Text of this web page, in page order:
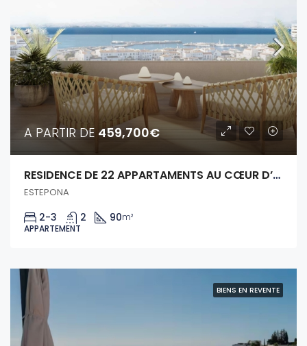
A PARTIR DE 459,700€
RESIDENCE DE 22 APPARTAMENTS AU CŒUR D’ESTEPONA
ESTEPONA
2-3 2 90m²
APPARTEMENT
BIENS EN REVENTE